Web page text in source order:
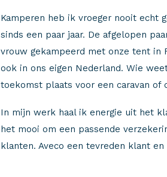
Kamperen heb ik vroeger nooit echt
sinds een paar jaar. De afgelopen
vrouw gekampeerd met onze tent in
ook in ons eigen Nederland. Wie
toekomst plaats voor een caravan of
In mijn werk haal ik energie uit het
het mooi om een passende
klanten. Aveco een tevreden klant